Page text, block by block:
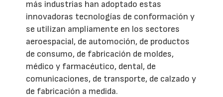
más industrias han adoptado estas
innovadoras tecnologías de conformación y
se utilizan ampliamente en los sectores
aeroespacial, de automoción, de productos
de consumo, de fabricación de moldes,
médico y farmacéutico, dental, de
comunicaciones, de transporte, de calzado y
de fabricación a medida.